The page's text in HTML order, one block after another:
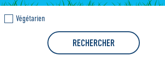
Végétarien
RECHERCHER